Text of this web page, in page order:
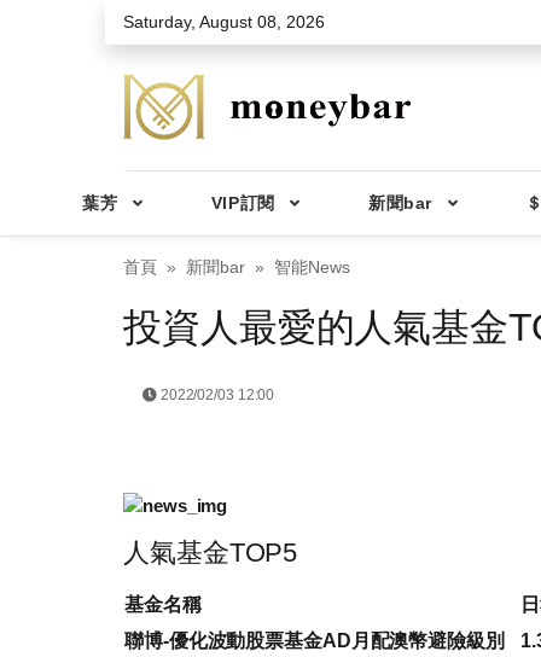
Skip to main contentSaturday, August 08, 2026
葉芳 VIP訂閱 新聞bar
首頁 新聞bar 智能News
投資人最愛的人氣基金
2022/02/03 12:00
人氣基金TOP5
基金名稱
聯博-優化波動股票基金AD月配澳幣避險級別